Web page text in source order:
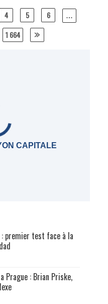
4 5 6 …
1 664
CAPITALE
: premier test face à la
Prague : Brian Priske,